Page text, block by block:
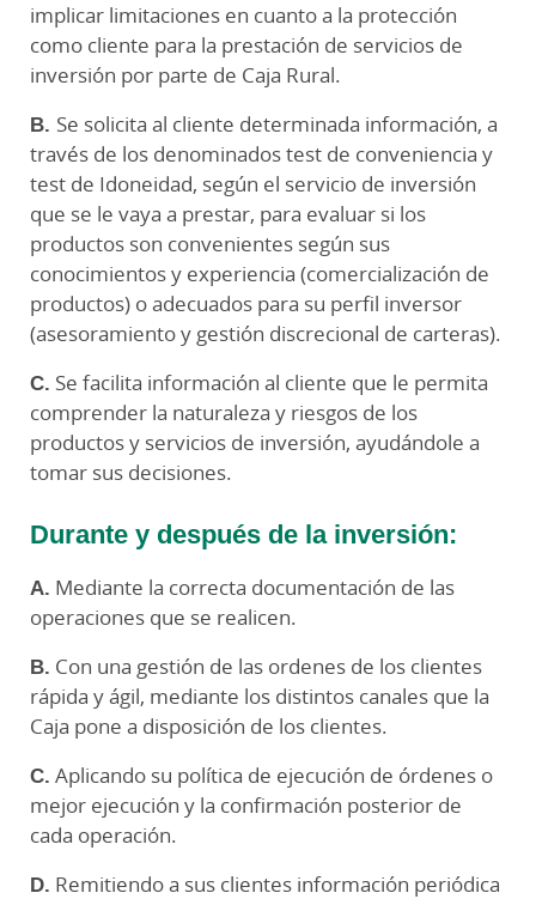
implicar limitaciones en cuanto a la protección
como cliente para la prestación de servicios de
inversión por parte de Caja Rural.
B. Se solicita al cliente determinada información, a
través de los denominados test de conveniencia y
test de Idoneidad, según el servicio de inversión
que se le vaya a prestar, para evaluar si los
productos son convenientes según sus
conocimientos y experiencia (comercialización de
productos) o adecuados para su perfil inversor
(asesoramiento y gestión discrecional de carteras).
C. Se facilita información al cliente que le permita
comprender la naturaleza y riesgos de los
productos y servicios de inversión, ayudándole a
tomar sus decisiones.
Durante y después de la inversión:
A. Mediante la correcta documentación de las
operaciones que se realicen.
B. Con una gestión de las ordenes de los clientes
rápida y ágil, mediante los distintos canales que la
Caja pone a disposición de los clientes.
C. Aplicando su política de ejecución de órdenes o
mejor ejecución y la confirmación posterior de
cada operación.
D. Remitiendo a sus clientes información periódica